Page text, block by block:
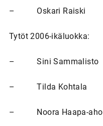
– Oskari Raiski
Tytöt 2006-ikäluokka:
– Sini Sammalisto
– Tilda Kohtala
– Noora Haapa-aho